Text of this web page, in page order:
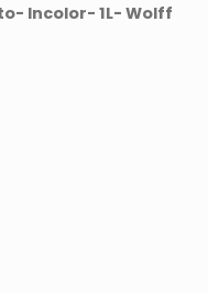
Incolor- 1L- Wolff